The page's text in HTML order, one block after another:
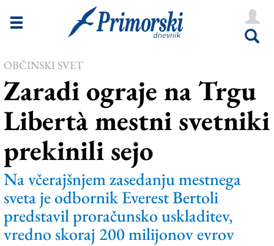
Novice
Goriška
Kultura
Šport
Še
Vreme
V Kioskih
OBČINSKI SVET
Zaradi ograje na Trgu
Libertà mestni svetniki
prekinili sejo
Na včerajšnjem zasedanju mestnega
sveta je odbornik Everest Bertoli
predstavil proračunsko uskladitev,
vredno skoraj 200 milijonov evrov